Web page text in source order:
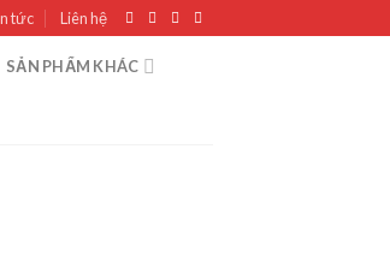
tức Liên hệ
SẢN PHẨM KHÁC